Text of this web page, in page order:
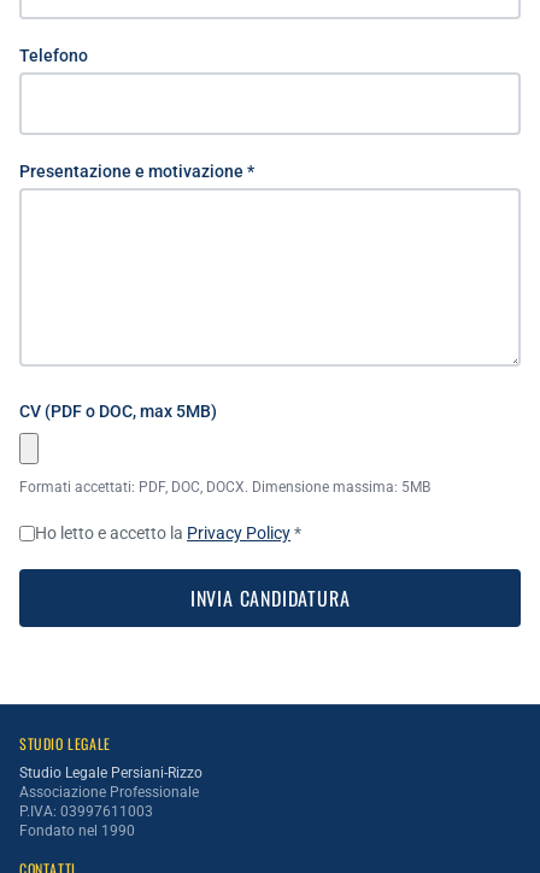
Telefono
Presentazione e motivazione *
CV (PDF o DOC, max 5MB)
Formati accettati: PDF, DOC, DOCX. Dimensione massima: 5MB
Ho letto e accetto la Privacy Policy*
INVIA CANDIDATURA
STUDIO LEGALE
Studio Legale Persiani-Rizzo
Associazione Professionale
P.IVA: 03997611003
Fondato nel 1990
CONTATTI